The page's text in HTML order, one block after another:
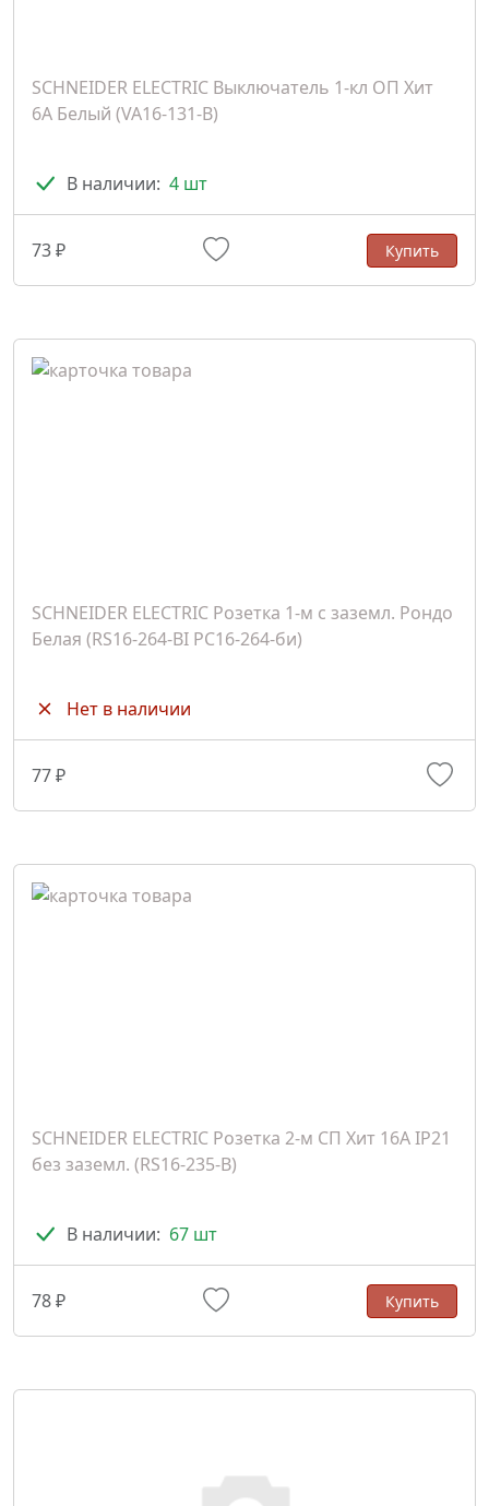
SCHNEIDER ELECTRIC Выключатель 1-кл ОП Хит
6А Белый (VA16-131-B)
В наличии: 4 шт
73 ₽ Купить
SCHNEIDER ELECTRIC Розетка 1-м с заземл. Рондо
Белая (RS16-264-BI PC16-264-би)
Нет в наличии
77 ₽
SCHNEIDER ELECTRIC Розетка 2-м СП Хит 16А IP21
без заземл. (RS16-235-B)
В наличии: 67 шт
78 ₽ Купить